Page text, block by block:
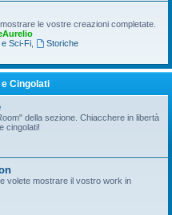
le vostre creazioni completate.
Sci-Fi,
Storiche
Cingolati
della sezione. Chiacchere in libertà
cingolati!
volete mostrare il vostro work in